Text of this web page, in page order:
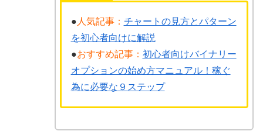
● 人気記事： チャートの見方とパターン
を初心者向けに解説
●おすすめ記事： 初心者向けバイナリー
オプションの始め方マニュアル！稼ぐ
為に必要な９ステップ